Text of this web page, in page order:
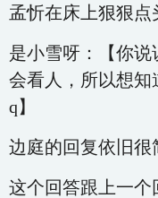
孟忻在床上狠狠点
是小雪呀：【你
会看人，所以想知
q】
边庭的回复依旧很
这个回答跟上一